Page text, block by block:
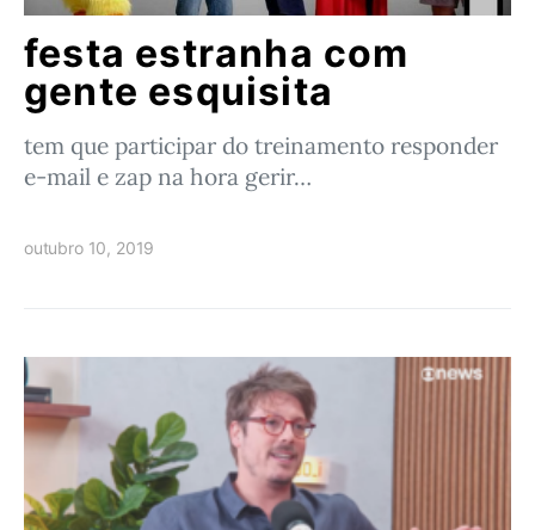
festa estranha com
gente esquisita
tem que participar do treinamento responder
e-mail e zap na hora gerir…
outubro 10, 2019